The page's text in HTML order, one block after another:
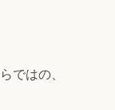
ではの、